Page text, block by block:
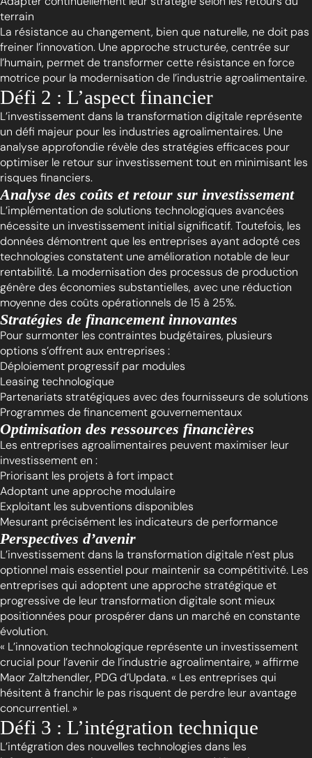
terrain
La résistance au changement, bien que naturelle, ne doit pas
freiner l’innovation. Une approche structurée, centrée sur
l’humain, permet de transformer cette résistance en force
motrice pour la modernisation de l’industrie agroalimentaire.
Défi 2 : L’aspect financier
L’investissement dans la transformation digitale représente
un défi majeur pour les industries agroalimentaires. Une
analyse approfondie révèle des stratégies efficaces pour
optimiser le retour sur investissement tout en minimisant les
risques financiers.
Analyse des coûts et retour sur investissement
L’implémentation de solutions technologiques avancées
nécessite un investissement initial significatif. Toutefois, les
données démontrent que les entreprises ayant adopté ces
technologies constatent une amélioration notable de leur
rentabilité. La modernisation des processus de production
génère des économies substantielles, avec une réduction
moyenne des coûts opérationnels de 15 à 25%.
Stratégies de financement innovantes
Pour surmonter les contraintes budgétaires, plusieurs
options s’offrent aux entreprises :
Déploiement progressif par modules
Leasing technologique
Partenariats stratégiques avec des fournisseurs de solutions
Programmes de financement gouvernementaux
Optimisation des ressources financières
Les entreprises agroalimentaires peuvent maximiser leur
investissement en :
Priorisant les projets à fort impact
Adoptant une approche modulaire
Exploitant les subventions disponibles
Mesurant précisément les indicateurs de performance
Perspectives d’avenir
L’investissement dans la transformation digitale n’est plus
optionnel mais essentiel pour maintenir sa compétitivité. Les
entreprises qui adoptent une approche stratégique et
progressive de leur transformation digitale sont mieux
positionnées pour prospérer dans un marché en constante
évolution.
« L’innovation technologique représente un investissement
crucial pour l’avenir de l’industrie agroalimentaire, » affirme
Maor Zaltzhendler, PDG d’Updata. « Les entreprises qui
hésitent à franchir le pas risquent de perdre leur avantage
concurrentiel. »
Défi 3 : L’intégration technique
L’intégration des nouvelles technologies dans les